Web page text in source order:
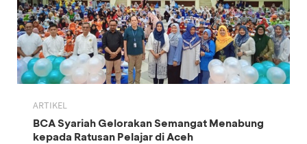
ARTIKEL
BCA Syariah Gelorakan Semangat Menabung
kepada Ratusan Pelajar di Aceh